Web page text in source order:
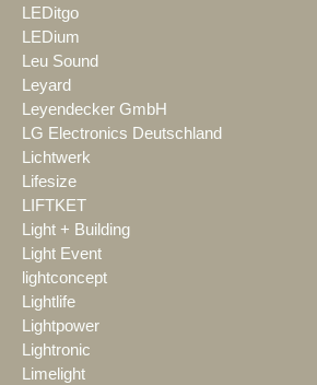
LEDitgo
LEDium
Leu Sound
Leyard
Leyendecker GmbH
LG Electronics Deutschland
Lichtwerk
Lifesize
LIFTKET
Light + Building
Light Event
lightconcept
Lightlife
Lightpower
Lightronic
Limelight